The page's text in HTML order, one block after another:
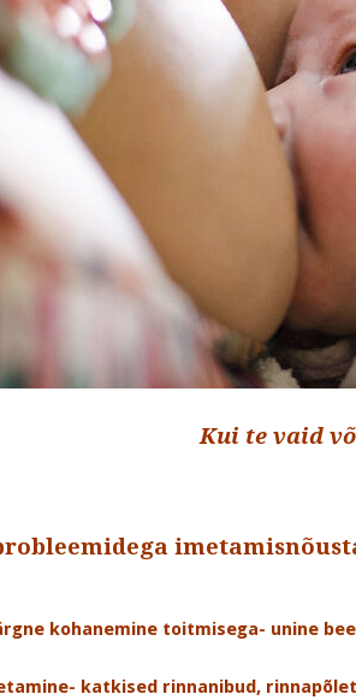
Kui te vaid
kohanemine toitmisega- unine
katkised rinnanibud,